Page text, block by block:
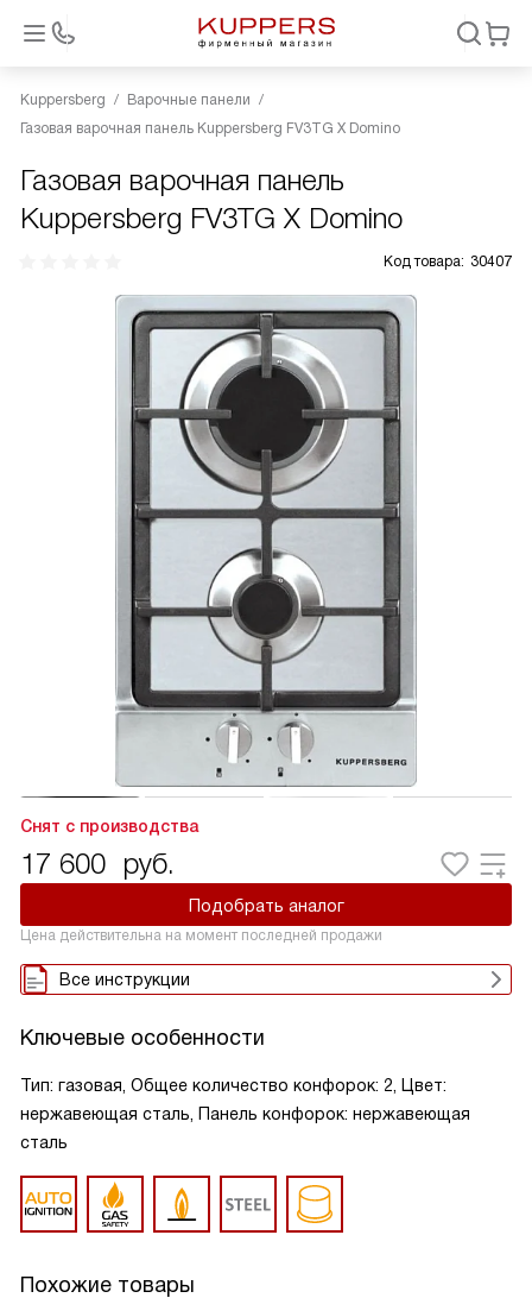
Kuppersberg
Варочные панели
Газовая варочная панель Kuppersberg FV3TG X Domino
Газовая варочная панель
Kuppersberg FV3TG X Domino
Код товара: 30407
Снят с производства
17 600 руб.
Подобрать аналог
Цена действительна на момент последней продажи
Все инструкции
Ключевые особенности
Тип: газовая, Общее количество конфорок: 2, Цвет:
нержавеющая сталь, Панель конфорок: нержавеющая
сталь
Похожие товары